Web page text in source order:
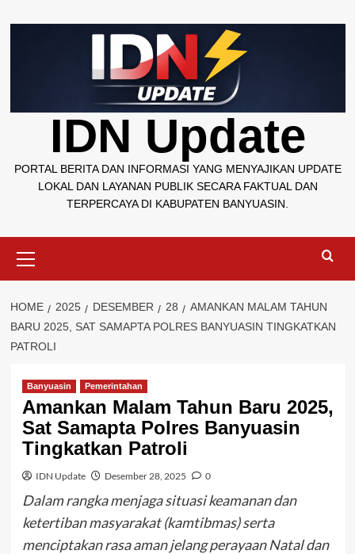
to
IDN Update
PORTAL BERITA DAN INFORMASI YANG MENYAJIKAN UPDATE
LOKAL DAN LAYANAN PUBLIK SECARA FAKTUAL DAN
TERPERCAYA DI KABUPATEN BANYUASIN.
Menu
HOME 2025 DESEMBER 28
AMANKAN MALAM TAHUN
BARU 2025, SAT SAMAPTA POLRES BANYUASIN TINGKATKAN
PATROLI
Banyuasin Pemerintahan
Amankan Malam Tahun Baru 2025,
Sat Samapta Polres Banyuasin
Tingkatkan Patroli
IDN Update Desember 28, 2025 0
Dalam rangka menjaga situasi keamanan dan
ketertiban masyarakat (kamtibmas) serta
menciptakan rasa aman jelang perayaan Natal dan